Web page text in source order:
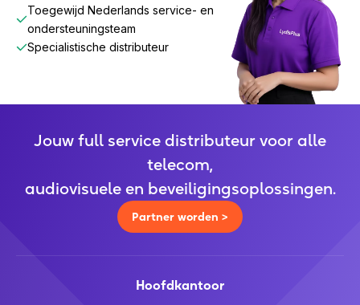
Toegewijd Nederlands service- en
ondersteuningsteam
Specialistische distributeur
Jouw full service distributeur voor alle
telecom,
audiovisuele en beveiligingsoplossingen.
Partner worden >
Hoofdkantoor